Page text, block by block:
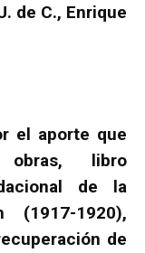
de C., Enrique
el aporte que
obras, libro
de la
(1917-1920),
de